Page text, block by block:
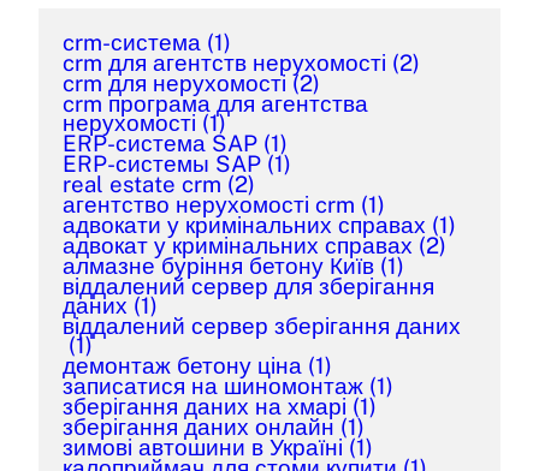
crm-система (1)
crm для агентств нерухомості (2)
crm для нерухомості (2)
crm програма для агентства
нерухомості (1)
ERP-система SAP (1)
ERP-системы SAP (1)
real estate crm (2)
агентство нерухомості crm (1)
адвокати у кримінальних справах (1)
адвокат у кримінальних справах (2)
алмазне буріння бетону Київ (1)
віддалений сервер для зберігання
даних (1)
віддалений сервер зберігання даних
(1)
демонтаж бетону ціна (1)
записатися на шиномонтаж (1)
зберігання даних на хмарі (1)
зберігання даних онлайн (1)
зимові автошини в Україні (1)